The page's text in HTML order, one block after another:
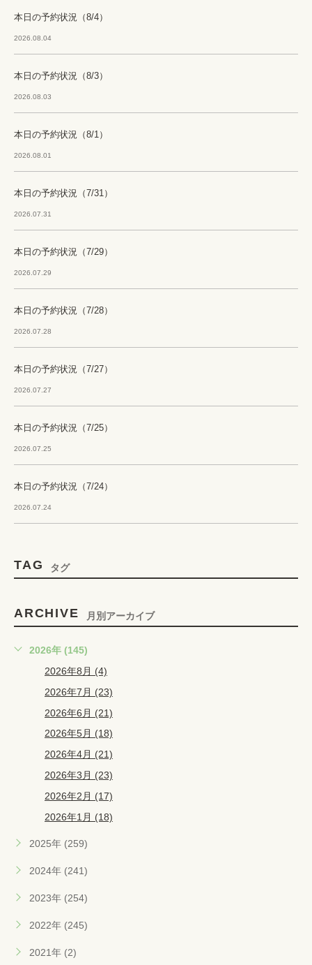
本日の予約状況（8/4）
2026.08.04
本日の予約状況（8/3）
2026.08.03
本日の予約状況（8/1）
2026.08.01
本日の予約状況（7/31）
2026.07.31
本日の予約状況（7/29）
2026.07.29
本日の予約状況（7/28）
2026.07.28
本日の予約状況（7/27）
2026.07.27
本日の予約状況（7/25）
2026.07.25
本日の予約状況（7/24）
2026.07.24
TAG タグ
ARCHIVE 月別アーカイブ
2026年 (145)
2026年8月 (4)
2026年7月 (23)
2026年6月 (21)
2026年5月 (18)
2026年4月 (21)
2026年3月 (23)
2026年2月 (17)
2026年1月 (18)
2025年 (259)
2024年 (241)
2023年 (254)
2022年 (245)
2021年 (2)